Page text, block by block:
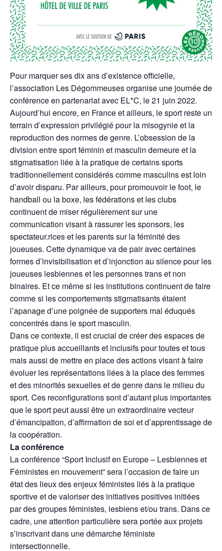
Pour marquer ses dix ans d’existence officielle,
l’association Les Dégommeuses organise une journée de
conférence en partenariat avec EL*C, le 21 juin 2022.
Aujourd’hui encore, en France et ailleurs, le sport reste un
terrain d’expression privilégié pour la misogynie et la
reproduction des normes de genre. L’obsession de la
division entre sport féminin et masculin demeure et la
stigmatisation liée à la pratique de certains sports
traditionnellement considérés comme masculins est loin
d’avoir disparu. Par ailleurs, pour promouvoir le foot, le
handball ou la boxe, les fédérations et les clubs
continuent de miser régulièrement sur une
communication visant à rassurer les sponsors, les
spectateur.rices et les parents sur la féminité des
joueuses. Cette dynamique va de pair avec certaines
formes d’invisibilisation et d’injonction au silence pour les
joueuses lesbiennes et les personnes trans et non
binaires. Et ce même si les institutions continuent de faire
comme si les comportements stigmatisants étaient
l’apanage d’une poignée de supporters mal éduqués
concentrés dans le sport masculin.
Dans ce contexte, il est crucial de créer des espaces de
pratique plus accueillants et inclusifs pour toutes et tous
mais aussi de mettre en place des actions visant à faire
évoluer les représentations liées à la place des femmes
et des minorités sexuelles et de genre dans le milieu du
sport. Ces reconfigurations sont d’autant plus importantes
que le sport peut aussi être un extraordinaire vecteur
d’émancipation, d’affirmation de soi et d’apprentissage de
la coopération.
La conférence
La conférence “Sport Inclusif en Europe – Lesbiennes et
Féministes en mouvement” sera l’occasion de faire un
état des lieux des enjeux féministes liés à la pratique
sportive et de valoriser des initiatives positives initiées
par des groupes féministes, lesbiens et/ou trans. Dans ce
cadre, une attention particulière sera portée aux projets
s’inscrivant dans une démarche féministe
intersectionnelle.